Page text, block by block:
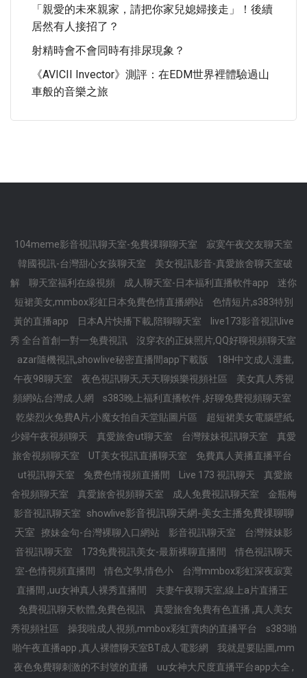
「親愛的未來親家，請把你家兒媳婦接走」！後續
居然有人接招了？
射精時會不會同時有排尿現象？
《AVICII Invector》測評：在EDM世界裡體驗過山
車般的音樂之旅
104meme影音視訊聊天室-免費祼聊聊天室
寂寞午夜交友聊天室
韓國視訊-台灣甜心女孩聊天室
美女視訊影音-真愛旅舍聊天室破
解
聊天室福利在線視頻 成人聊天室-日本福利直播軟件app
迷你
短裙美女,mmbox彩虹日本免費色情直播網站
色情短片,s383特別
黃的直播app
日本A片快播下載,陪聊聊天室
live173影音視訊live
秀 全台首創一對一免費視訊
沒穿衣的正妹照片,QQ好聊視頻聊天室
azar隨機視訊,showlive秘密直播間app下載版
18H中文成人漫畫,
午夜98聊天室
夜色視訊聊天,天天聊娛樂視頻社區
美女真人秀視
頻網站,台灣成.人網
s383晚上福利直播軟件 ,好聊免費視頻聊天室
乾柴烈火免費A片,小魔女拍自天堂貼圖片區
超短裙美女電腦壁紙,
少婦午夜視頻聊天
真愛旅舍ut聊天室 台灣辣妹視訊聊天室
真愛
旅舍視頻聊天室
UT美女視訊直播聊天室
免費真人黃播直播平台
ut視訊聊天室
兔费色情視頻直播間 Live 173 視訊聊天
真愛旅
舍視頻聊天室
真愛旅舍視頻聊天室 成人免費視訊聊天室
金瓶梅
影音視訊聊天室
showlive影音視訊聊天網-美女主播免費祼聊聊
天室
撩妹金句-台灣裸聊入口網站 影音視訊聊天室
台灣辣妹影
音視訊聊天室
173免費視訊美女-最新裸聊直播間
情色視訊聊天
室-色情視頻直播間
情色文學,情色小
台灣mmbox彩虹深夜寂寞
直播間 ,uu女神真人裸秀直播間
夫妻午夜聊天室,線上a片直播王
免費視訊聊天軟體,免費色視訊
真愛旅舍免費有色直播 ,真人美女
秀視頻社區
操我啦成人視頻,mmbox彩虹賣肉的直播平台
s383啪
啪午夜直播app ,真人裸體聊天室BT成人電影網
我就是要貼圖,mm
夜色免費聊刺激的不封號的直播
uu女神大尺度直播平台app大全 ,